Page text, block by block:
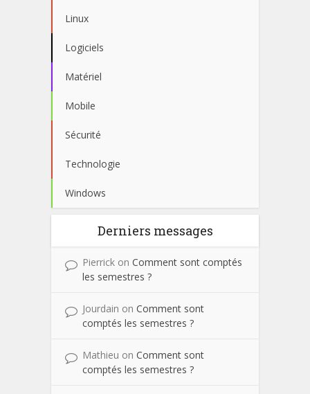
Linux
Logiciels
Matériel
Mobile
Sécurité
Technologie
Windows
Derniers messages
Pierrick on Comment sont comptés
les semestres ?
Jourdain on Comment sont
comptés les semestres ?
Mathieu on Comment sont
comptés les semestres ?